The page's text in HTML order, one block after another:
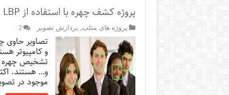
پروژه کشف چهره با استفاده از LBP و SVM
پروژه های متلب پردازش تصویر 2
تصاویر حاوی
و کامپیوتر
تشخیص چهره
و… هستند.
موجود در